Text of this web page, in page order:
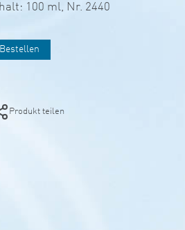
100 ml, Nr. 2440
Bestellen
Produkt teilen